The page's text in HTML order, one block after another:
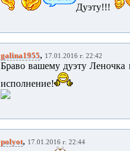
Дуэту!!!
galina1955, 17.01.2016 г. 22:42
Браво вашему дуэту
исполнение!
polyot, 17.01.2016 г. 22:44